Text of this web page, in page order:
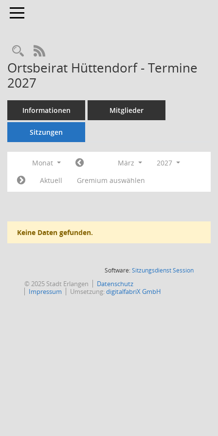
Toggle navigation
Rechercheauswahl
RSS-Feed
Ortsbeirat Hüttendorf - Termine
2027
Informationen Mitglieder
Sitzungen
Monat März
2027
Aktuell
Gremium auswählen
Keine Daten gefunden.
Software:SitzungsdienstSession(Wird in
© 2025 Stadt Erlangen
Datenschutz
Impressum
Umsetzung:digitalfabriX GmbH